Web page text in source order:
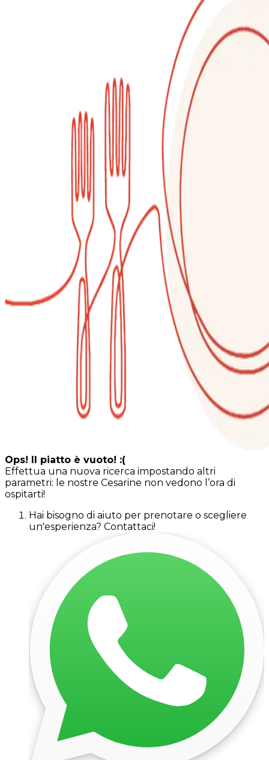
Ops! Il piatto è vuoto! :(
Effettua una nuova ricerca impostando altri
parametri: le nostre Cesarine non vedono l’ora di
ospitarti!
Hai bisogno di aiuto per prenotare o scegliere
un'esperienza? Contattaci!